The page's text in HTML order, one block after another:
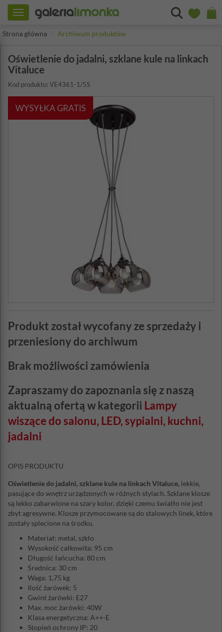
Toggle
navigation
Strona główna
Archiwum produktów
Oświetlenie do jadalni, szklane kule na linkach
Vitaluce
Kod produktu: VE4361-1/5S
WYSYŁKA GRATIS
Produkt został wycofany ze sprzedaży i
przeniesiony do archiwum
Brak możliwości zamówienia
Zapraszamy do zapoznania się z naszą
aktualną ofertą w kategorii Lampy
wiszące do salonu, LED, sypialni, kuchni,
jadalni
OPIS PRODUKTU
Oświetlenie do jadalni, szklane kule na linkach Vitaluce, lekkie,
pasujące do wnętrz urządzonych w różnych stylach. Szklane klosze
są lekko zabarwione na szary kolor, dzięki czemu światło nie jest
zbyt agresywne. Klosze przymocowane są do stalowych linek, które
zostały splecione na środku.
Materiał: metal, szkło
Wysokość całkowita: 95 cm
Długość łańcucha: 80 cm
Średnica: 30 cm
Waga: 1,75 kg
Ilość żarówek: 5
Gwint żarówki: E27
Max. moc żarówki: 40W
Klasa energetyczna: A++-E
Stopień ochrony IP: 20